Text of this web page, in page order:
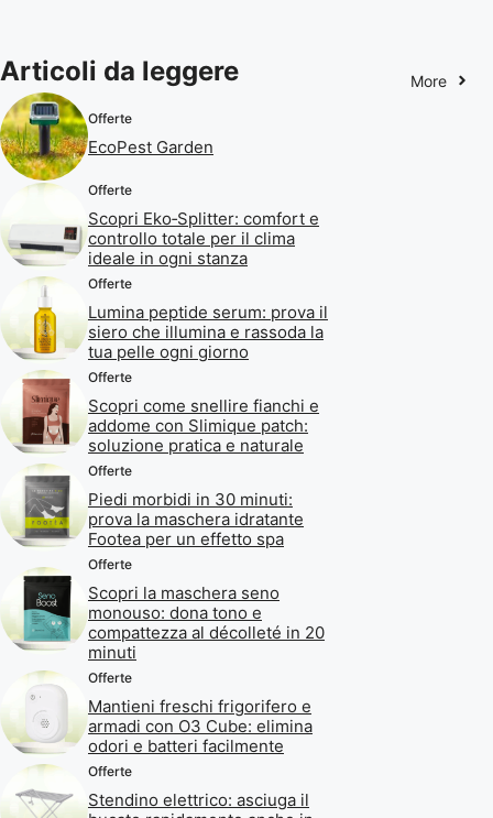
Articoli da leggere More
Offerte
EcoPest Garden
Offerte
Scopri Eko‑Splitter: comfort e
controllo totale per il clima
ideale in ogni stanza
Offerte
Lumina peptide serum: prova il
siero che illumina e rassoda la
tua pelle ogni giorno
Offerte
Scopri come snellire fianchi e
addome con Slimique patch:
soluzione pratica e naturale
Offerte
Piedi morbidi in 30 minuti:
prova la maschera idratante
Footea per un effetto spa
Offerte
Scopri la maschera seno
monouso: dona tono e
compattezza al décolleté in 20
minuti
Offerte
Mantieni freschi frigorifero e
armadi con O3 Cube: elimina
odori e batteri facilmente
Offerte
Stendino elettrico: asciuga il